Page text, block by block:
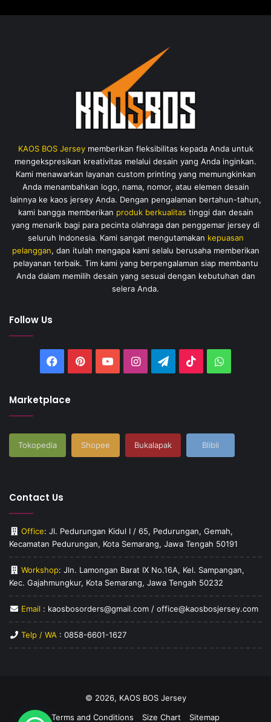
KAOS BOS Jerseymemberikan fleksibilitas kepada Anda untuk
mengekspresikan kreativitas melalui desain yang Anda inginkan.
Kami menawarkan layanan custom printing yang memungkinkan
Anda menambahkan logo, nama, nomor, atau elemen desain
lainnya ke kaos jersey Anda. Dengan pengalaman bertahun-tahun,
kami bangga memberikan produk berkualitas tinggi dan desain
yang menarik bagi para pecinta olahraga dan penggemar jersey di
seluruh Indonesia. Kami sangat mengutamakan kepuasan
pelanggan, dan itulah mengapa kami selalu berusaha memberikan
pelayanan terbaik. Tim kami yang berpengalaman siap membantu
Anda dalam memilih desain yang sesuai dengan kebutuhan dan
selera Anda.
Follow Us
Facebook
PinterestYouTubeInstagramTelegram
TikTok
Marketplace
Tokopedia Shopee Bukalapak Blibli
Contact Us
Office: Jl. Pedurungan Kidul I / 65, Pedurungan, Gemah,
Kecamatan Pedurungan, Kota Semarang, Jawa Tengah 50191
Workshop: Jln. Lamongan Barat IX No.16A, Kel. Sampangan,
Kec. Gajahmungkur, Kota Semarang, Jawa Tengah 50232
Email : kaosbosorders@gmail.com / office@kaosbosjersey.com
Telp / WA : 0858-6601-1627
© 2026, KAOS BOS Jersey
Terms and Conditions
Size Chart Sitemap